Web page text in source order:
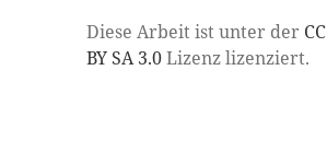
Diese Arbeit ist unter der CC
BY SA 3.0Lizenz lizenziert.